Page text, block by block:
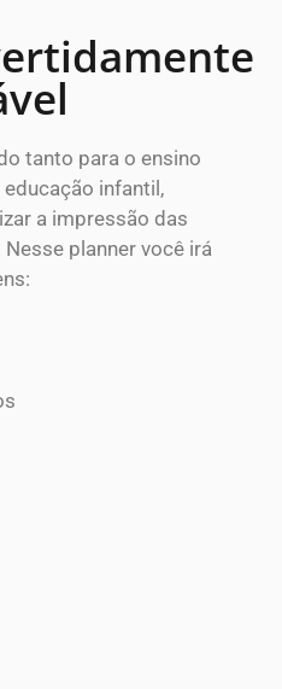
tanto para o ensino
infantil,
a impressão das
planner você irá